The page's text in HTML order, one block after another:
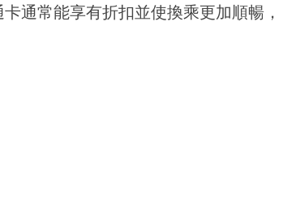
通常能享有折扣並使換乘更加順暢，